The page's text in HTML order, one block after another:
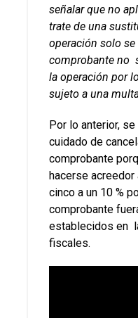
señalar que no
trate de una
operación solo
comprobante no
la operación por
sujeto a una
Por lo anterior,
cuidado de
comprobante
hacerse acreedor
cinco a un 10 %
comprobante
establecidos en
fiscales.